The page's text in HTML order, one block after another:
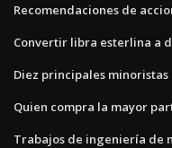
Recomendaciones de
Convertir libra esterlina a
Diez principales minoristas
Quien compra la mayor
Trabajos de ingeniería de